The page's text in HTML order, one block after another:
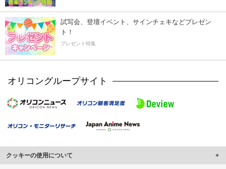
試写会、登壇イベント、サインチェキなどプレゼン
ト！
プレゼント特集
オリコングループサイト
クッキーの使用について